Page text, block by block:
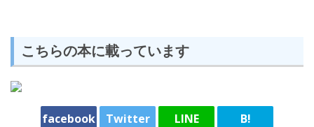
こちらの本に載っています
facebook Twitter LINE B!